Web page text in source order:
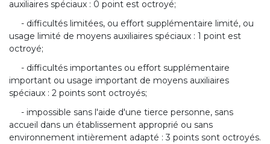
auxiliaires spéciaux : 0 point est octroyé;
- difficultés limitées, ou effort supplémentaire limité, ou
usage limité de moyens auxiliaires spéciaux : 1 point est
octroyé;
- difficultés importantes ou effort supplémentaire
important ou usage important de moyens auxiliaires
spéciaux : 2 points sont octroyés;
- impossible sans l'aide d'une tierce personne, sans
accueil dans un établissement approprié ou sans
environnement intièrement adapté : 3 points sont octroyés.